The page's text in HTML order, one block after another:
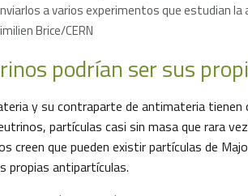
a varios experimentos que estudian
Brice/CERN
podrían ser sus
y su contraparte de antimateria
partículas casi sin masa que rara
creen que pueden existir partículas de
propias antipartículas.